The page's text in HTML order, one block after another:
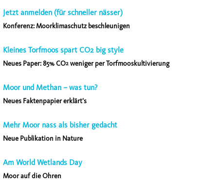
Jetzt anmelden (für schneller nässer)
Konferenz: Moorklimaschutz beschleunigen
Kleines Torfmoos spart CO2 big style
Neues Paper: 85% CO2 weniger per Torfmooskultivierung
Moor und Methan – was tun?
Neues Faktenpapier erklärt‘s
Mehr Moor nass als bisher gedacht
Neue Publikation in Nature
Am World Wetlands Day
Moor auf die Ohren